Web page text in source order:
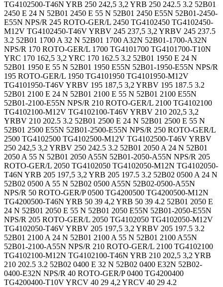
TG4102500-T46N YRB 250 242,5 3,2 YRB 250 242.5 3.2 52B01
2450 E 24 N 52B01 2450 E 55 N 52B01 2450 E55N 52B01-2450-
E55N NPS/R 245 ROTO-GER/L 2450 TG4102450 TG4102450-
M12V TG4102450-T46V YRBV 245 237,5 3,2 YRBV 245 237.5
3.2 52B01 1700 A 32 N 52B01 1700 A32N 52B01-1700-A32N
NPS/R 170 ROTO-GER/L 1700 TG4101700 TG4101700-T10N
YRC 170 162,5 3,2 YRC 170 162.5 3.2 52B01 1950 E 24 N
52B01 1950 E 55 N 52B01 1950 E55N 52B01-1950-E55N NPS/R
195 ROTO-GER/L 1950 TG4101950 TG4101950-M12V
TG4101950-T46V YRBV 195 187,5 3,2 YRBV 195 187.5 3.2
52B01 2100 E 24 N 52B01 2100 E 55 N 52B01 2100 E55N
52B01-2100-E55N NPS/R 210 ROTO-GER/L 2100 TG4102100
TG4102100-M12V TG4102100-T46V YRBV 210 202,5 3,2
YRBV 210 202.5 3.2 52B01 2500 E 24 N 52B01 2500 E 55 N
52B01 2500 E55N 52B01-2500-E55N NPS/R 250 ROTO-GER/L
2500 TG4102500 TG4102500-M12V TG4102500-T46V YRBV
250 242,5 3,2 YRBV 250 242.5 3.2 52B01 2050 A 24 N 52B01
2050 A 55 N 52B01 2050 A55N 52B01-2050-A55N NPS/R 205
ROTO-GER/L 2050 TG4102050 TG4102050-M12N TG4102050-
T46N YRB 205 197,5 3,2 YRB 205 197.5 3.2 52B02 0500 A 24 N
52B02 0500 A 55 N 52B02 0500 A55N 52B02-0500-A55N
NPS/R 50 ROTO-GER/P 0500 TG4200500 TG4200500-M12N
TG4200500-T46N YRB 50 39 4,2 YRB 50 39 4.2 52B01 2050 E
24 N 52B01 2050 E 55 N 52B01 2050 E55N 52B01-2050-E55N
NPS/R 205 ROTO-GER/L 2050 TG4102050 TG4102050-M12V
TG4102050-T46V YRBV 205 197,5 3,2 YRBV 205 197.5 3.2
52B01 2100 A 24 N 52B01 2100 A 55 N 52B01 2100 A55N
52B01-2100-A55N NPS/R 210 ROTO-GER/L 2100 TG4102100
TG4102100-M12N TG4102100-T46N YRB 210 202,5 3,2 YRB
210 202.5 3.2 52B02 0400 E 32 N 52B02 0400 E32N 52B02-
0400-E32N NPS/R 40 ROTO-GER/P 0400 TG4200400
TG4200400-T10V YRCV 40 29 4,2 YRCV 40 29 4.2